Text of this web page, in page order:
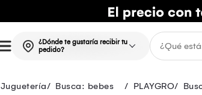
¿Dónde te gustaría recibir tu
pedido?
Juguetería Busca: bebes PLAYGRO